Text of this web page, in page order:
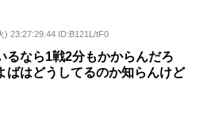
) 23:27:29.44 ID:B121L/tF0
るなら1戦2分もかからんだろ
ばはどうしてるのか知らんけど